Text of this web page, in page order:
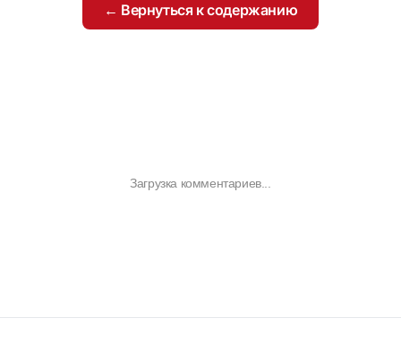
← Вернуться к содержанию
Загрузка комментариев...